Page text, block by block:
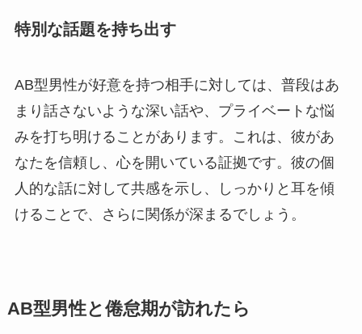
特別な話題を持ち出す
AB型男性が好意を持つ相手に対しては、普段はあ
まり話さないような深い話や、プライベートな悩
みを打ち明けることがあります。これは、彼があ
なたを信頼し、心を開いている証拠です。彼の個
人的な話に対して共感を示し、しっかりと耳を傾
けることで、さらに関係が深まるでしょう。
AB型男性と倦怠期が訪れたら